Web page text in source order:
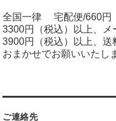
全国一律 宅配便/660円
3300円（税込）以上、メ
3900円（税込）以上、
おまかせでお願いいたし
ご連絡先